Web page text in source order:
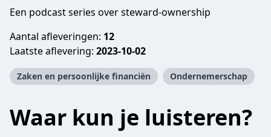
Een podcast series over steward-ownership
Aantal afleveringen: 12
Laatste aflevering: 2023-10-02
Zaken en persoonlijke financiën Ondernemerschap
Waar kun je luisteren?